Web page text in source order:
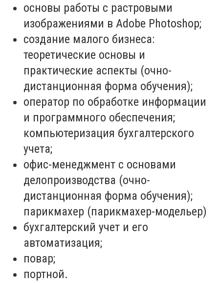
основы работы с растровыми
изображениями в Adobe Photoshop;
создание малого бизнеса:
теоретические основы и
практические аспекты (очно-
дистанционная форма обучения);
оператор по обработке информации
и программного обеспечения;
компьютеризация бухгалтерского
учета;
офис-менеджмент с основами
делопроизводства (очно-
дистанционная форма обучения);
парикмахер (парикмахер-модельер)
бухгалтерский учет и его
автоматизация;
повар;
портной.